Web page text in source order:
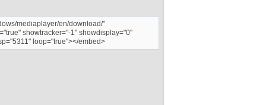
mediaplayer/en/download/"
showtracker="-1" showdisplay="0"
loop="true"></embed>